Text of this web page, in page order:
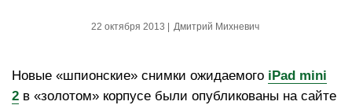
22 октября 2013 | Дмитрий Михневич
Новые «шпионские» снимки ожидаемого iPad mini
2 в «золотом» корпусе были опубликованы на сайте